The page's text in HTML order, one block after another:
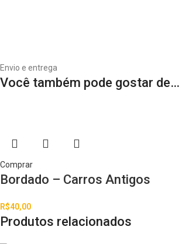
Envio e entrega
Você também pode gostar de…
Comprar
Bordado – Carros Antigos
R$40,00
Produtos relacionados